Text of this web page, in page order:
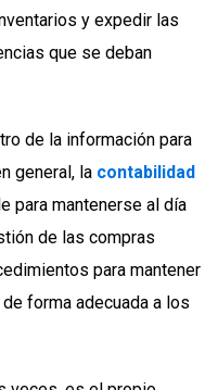
y expedir las
que se deban
de la información para
general, la contabilidad
para mantenerse al día
de las compras
para mantener
forma adecuada a los